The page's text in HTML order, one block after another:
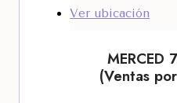
Ver ubicación
MERCED
(Ventas